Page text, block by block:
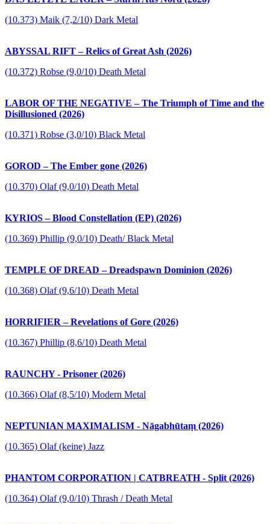
(10.373) Maik (7,2/10) Dark Metal
ABYSSAL RIFT – Relics of Great Ash (2026)
(10.372) Robse (9,0/10) Death Metal
LABOR OF THE NEGATIVE – The Triumph of Time and the
Disillusioned (2026)
(10.371) Robse (3,0/10) Black Metal
GOROD – The Ember gone (2026)
(10.370) Olaf (9,0/10) Death Metal
KYRIOS – Blood Constellation (EP) (2026)
(10.369) Phillip (9,0/10) Death/ Black Metal
TEMPLE OF DREAD – Dreadspawn Dominion (2026)
(10.368) Olaf (9,6/10) Death Metal
HORRIFIER – Revelations of Gore (2026)
(10.367) Phillip (8,6/10) Death Metal
RAUNCHY - Prisoner (2026)
(10.366) Olaf (8,5/10) Modern Metal
NEPTUNIAN MAXIMALISM - Nāgabhūtaṃ (2026)
(10.365) Olaf (keine) Jazz
PHANTOM CORPORATION | CATBREATH - Split (2026)
(10.364) Olaf (9,0/10) Thrash / Death Metal